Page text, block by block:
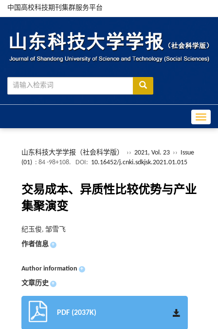
中国高校科技期刊集群服务平台
山东科技大学学报（社会科学版） ›› 2021, Vol. 23 ›› Issue
(01) : 84 -98+108. DOI: 10.16452/j.cnki.sdkjsk.2021.01.015
交易成本、异质性比较优势与产业
集聚演变
纪玉俊, 邹雪飞
作者信息 +
Author information +
文章历史 +
PDF (2037K)